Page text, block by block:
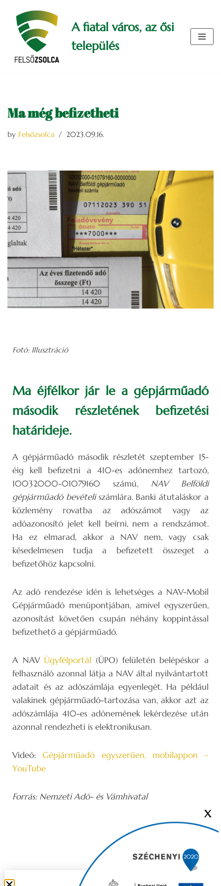
Skip
content
A fiatal város, az ősi
település
Ma még befizetheti
by Felsőzsolca 2023.09.16.
Fotó: Illusztráció
Ma éjfélkor jár le a gépjárműadó
második részletének befizetési
határideje.
A gépjárműadó második részletét szeptember 15-
éig kell befizetni a 410-es adónemhez tartozó,
10032000-01079160 számú, NAV Belföldi
gépjárműadó bevételiszámlára. Banki átutaláskor a
közlemény rovatba az adószámot vagy az
adóazonosító jelet kell beírni, nem a rendszámot.
Ha ez elmarad, akkor a NAV nem, vagy csak
késedelmesen tudja a befizetett összeget a
befizetőhöz kapcsolni.
Az adó rendezése idén is lehetséges a NAV-Mobil
Gépjárműadó menüpontjában, amivel egyszerűen,
azonosítást követően csupán néhány koppintással
befizethető a gépjárműadó.
A NAV Ügyfélportál (ÜPO) felületén belépéskor a
felhasználó azonnal látja a NAV által nyilvántartott
adatait és az adószámlája egyenlegét. Ha például
valakinek gépjárműadó-tartozása van, akkor azt az
adószámlája 410-es adónemének lekérdezése után
azonnal rendezheti is elektronikusan.
Videó:Gépjárműadó egyszerűen, mobilappon –
YouTube
Forrás: Nemzeti Adó- és Vámhivatal
X